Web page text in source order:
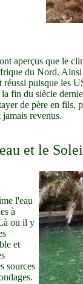
aperçus que le
du Nord.
puisque les
fin du siècle
de père en fils,
revenus.
et le
l'eau
à
ou il y
et
sources